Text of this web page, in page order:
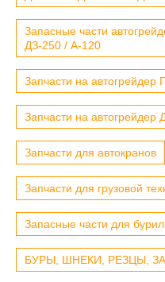
Запасные части
ДЗ-250 / А-120
Запчасти на
Запчасти на автогрейдер
Запчасти для автокранов
Запчасти для грузовой
Запасные части для
БУРЫ, ШНЕКИ, РЕЗЦЫ,